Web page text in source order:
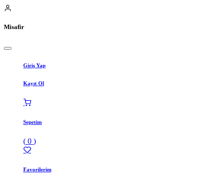
Misafir
Giriş Yap
Kayıt Ol
Sepetim
( 0 )
Favorilerim